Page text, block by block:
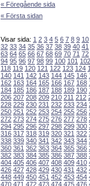
« Föregående sida
« Första sidan
Visar sida: 1 2 3 4 5 6 7 8 9 10
32 33 34 35 36 37 38 39 40 41
63 64 65 66 67 68 69 70 71 72
94 95 96 97 98 99 100 101 102
118 119 120 121 122 123 124
140 141 142 143 144 145 146
162 163 164 165 166 167 168
184 185 186 187 188 189 190
206 207 208 209 210 211 212
228 229 230 231 232 233 234
250 251 252 253 254 255 256
272 273 274 275 276 277 278
294 295 296 297 298 299 300
316 317 318 319 320 321 322
338 339 340 341 342 343 344
360 361 362 363 364 365 366
382 383 384 385 386 387 388
404 405 406 407 408 409 410
426 427 428 429 430 431 432
448 449 450 451 452 453 454
470 471 472 473 474 475 476